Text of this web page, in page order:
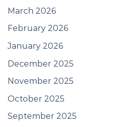
March 2026
February 2026
January 2026
December 2025
November 2025
October 2025
September 2025